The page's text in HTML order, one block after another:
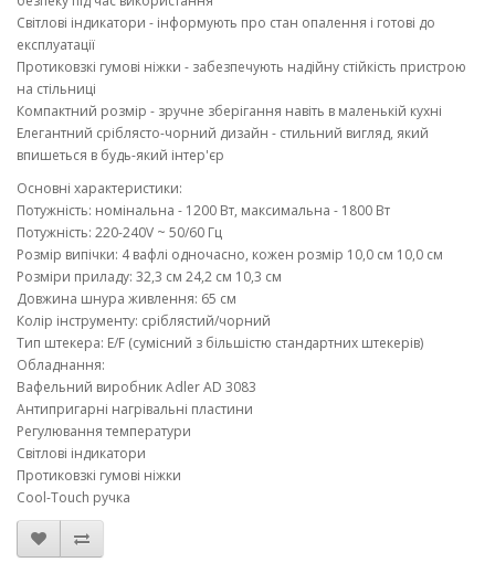
Світлові індикатори - інформують про стан опалення і готові до
експлуатації
Протиковзкі гумові ніжки - забезпечують надійну стійкість пристрою
на стільниці
Компактний розмір - зручне зберігання навіть в маленькій кухні
Елегантний сріблясто-чорний дизайн - стильний вигляд, який
впишеться в будь-який інтер'єр
Основні характеристики:
Потужність: номінальна - 1200 Вт, максимальна - 1800 Вт
Потужність: 220-240V ~ 50/60 Гц
Розмір випічки: 4 вафлі одночасно, кожен розмір 10,0 см 10,0 см
Розміри приладу: 32,3 см 24,2 см 10,3 см
Довжина шнура живлення: 65 см
Колір інструменту: сріблястий/чорний
Тип штекера: E/F (сумісний з більшістю стандартних штекерів)
Обладнання:
Вафельний виробник Adler AD 3083
Антипригарні нагрівальні пластини
Регулювання температури
Світлові індикатори
Протиковзкі гумові ніжки
Cool-Touch ручка